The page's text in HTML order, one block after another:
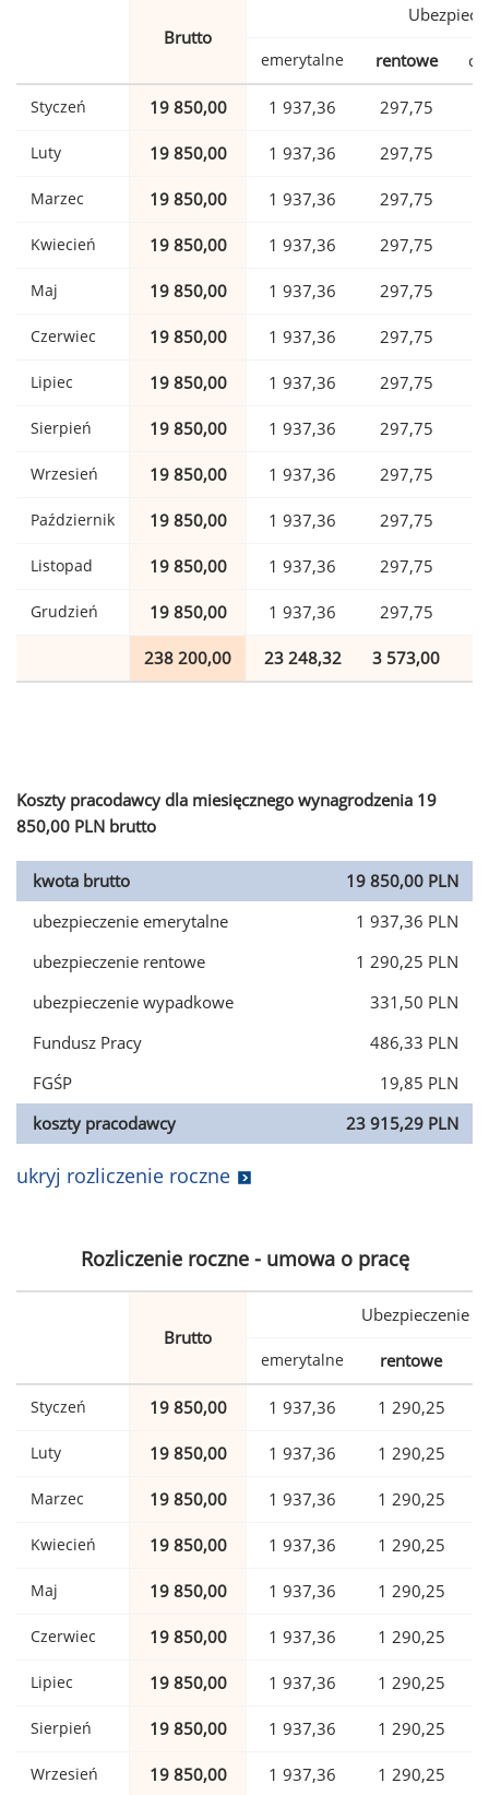
Brutto
emerytalne rentowe
Styczeń 19 850,00 1 937,36 297,75
Luty 19 850,00 1 937,36 297,75
Marzec 19 850,00 1 937,36 297,75
Kwiecień 19 850,00 1 937,36 297,75
Maj 19 850,00 1 937,36 297,75
Czerwiec 19 850,00 1 937,36 297,75
Lipiec 19 850,00 1 937,36 297,75
Sierpień 19 850,00 1 937,36 297,75
Wrzesień 19 850,00 1 937,36 297,75
Październik 19 850,00 1 937,36 297,75
Listopad 19 850,00 1 937,36 297,75
Grudzień 19 850,00 1 937,36 297,75
238 200,00 23 248,32 3 573,00
Koszty pracodawcy dla miesięcznego wynagrodzenia 19
850,00 PLN brutto
kwota brutto
19 850,00 PLN
ubezpieczenie emerytalne
1 937,36 PLN
ubezpieczenie rentowe
1 290,25 PLN
ubezpieczenie wypadkowe
331,50 PLN
Fundusz Pracy
486,33 PLN
FGŚP
19,85 PLN
koszty pracodawcy
23 915,29 PLN
ukryj rozliczenie roczne
Rozliczenie roczne - umowa o pracę
Brutto
Ubezpieczenie
emerytalne rentowe
Styczeń 19 850,00 1 937,36 1 290,25
Luty 19 850,00 1 937,36 1 290,25
Marzec 19 850,00 1 937,36 1 290,25
Kwiecień 19 850,00 1 937,36 1 290,25
Maj 19 850,00 1 937,36 1 290,25
Czerwiec 19 850,00 1 937,36 1 290,25
Lipiec 19 850,00 1 937,36 1 290,25
Sierpień 19 850,00 1 937,36 1 290,25
Wrzesień 19 850,00 1 937,36 1 290,25